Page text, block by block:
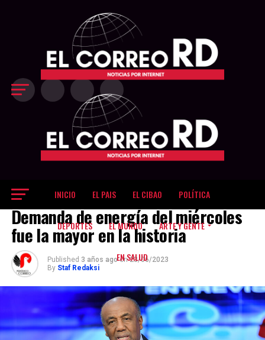
INICIO EL PAIS EL CIBAO POLÍTICA
DEPORTES EL MUNDO ARTE Y GENTE
EN SALUD
EL DINERO
Demanda de energía del miércoles
fue la mayor en la historia
Published 3 años ago on 23/06/2023
By Staf Redaksi
Exit mobile version